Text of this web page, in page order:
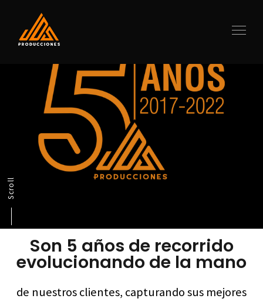
Scroll
Son 5 años de recorrido
evolucionando de la mano
de nuestros clientes, capturando sus mejores